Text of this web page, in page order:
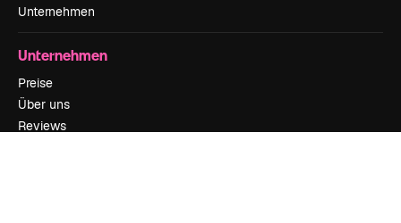
Unternehmen
Unternehmen
Preise
Über uns
Reviews